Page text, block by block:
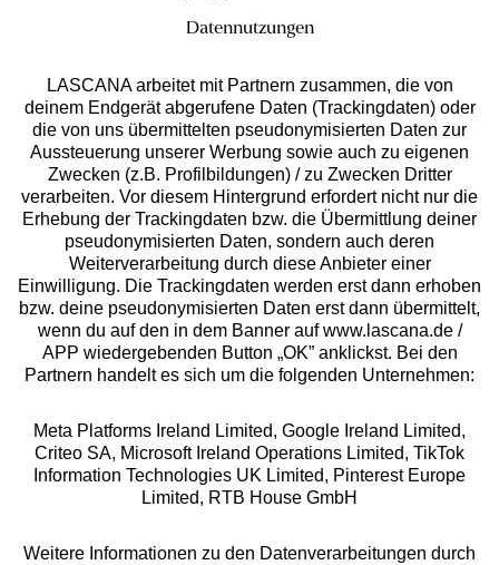
Services
Beratung
Über uns
Rechtliches
Alle Preise inkl. MwSt., zzgl.
Versandkosten
** Bonität vorausgesetzt, berechtigt zur Bonitätsprüfung
Datennutzungen
LASCANA arbeitet mit Partnern zusammen, die von
deinem Endgerät abgerufene Daten (Trackingdaten) oder
die von uns übermittelten pseudonymisierten Daten zur
Aussteuerung unserer Werbung sowie auch zu eigenen
Zwecken (z.B. Profilbildungen) / zu Zwecken Dritter
verarbeiten. Vor diesem Hintergrund erfordert nicht nur die
Erhebung der Trackingdaten bzw. die Übermittlung deiner
pseudonymisierten Daten, sondern auch deren
Weiterverarbeitung durch diese Anbieter einer
Einwilligung. Die Trackingdaten werden erst dann erhoben
bzw. deine pseudonymisierten Daten erst dann übermittelt,
wenn du auf den in dem Banner auf www.lascana.de /
APP wiedergebenden Button „OK” anklickst. Bei den
Partnern handelt es sich um die folgenden Unternehmen:
Meta Platforms Ireland Limited, Google Ireland Limited,
Criteo SA, Microsoft Ireland Operations Limited, TikTok
Information Technologies UK Limited, Pinterest Europe
Limited, RTB House GmbH
Weitere Informationen zu den Datenverarbeitungen durch